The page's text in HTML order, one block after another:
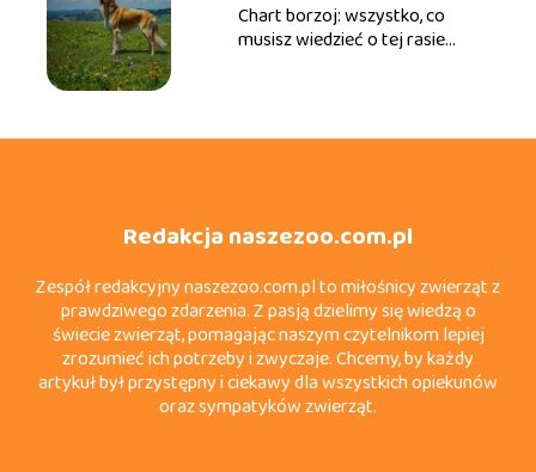
Chart borzoj: wszystko, co
musisz wiedzieć o tej rasie
Redakcja naszezoo.com.pl
Zespół redakcyjny naszezoo.com.pl to miłośnicy zwierząt z
prawdziwego zdarzenia. Z pasją dzielimy się wiedzą o
świecie zwierząt, pomagając naszym czytelnikom lepiej
zrozumieć ich potrzeby i zwyczaje. Chcemy, by każdy
artykuł był przystępny i ciekawy dla wszystkich opiekunów
oraz sympatyków zwierząt.